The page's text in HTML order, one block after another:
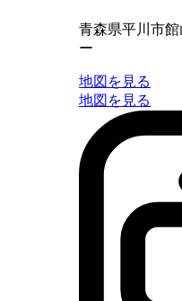
青森県平川市
ー
地図を見る
地図を見る